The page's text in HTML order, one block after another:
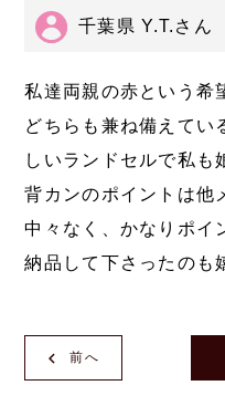
千葉県 Y.T.さん
私達両親の赤という希
どちらも兼ね備えてい
しいランドセルで私も
背カンのポイントは他
中々なく、かなりポイ
納品して下さったのも
前へ